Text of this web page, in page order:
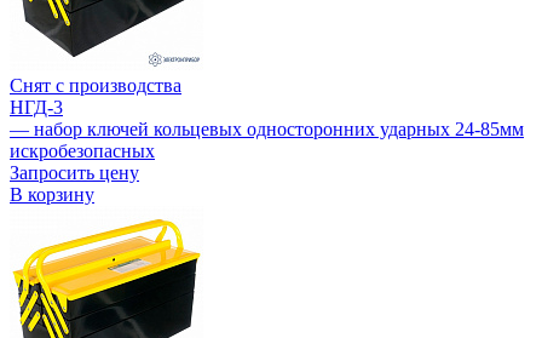
Снят с производства
НГД-3
— набор ключей кольцевых односторонних ударных 24-85мм
искробезопасных
Запросить цену
В корзину